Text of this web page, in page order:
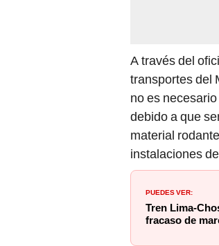
A través del
transportes del
no es
debido a que
material
instalaciones
PUEDES VER:
Tren Lima-
fracaso de